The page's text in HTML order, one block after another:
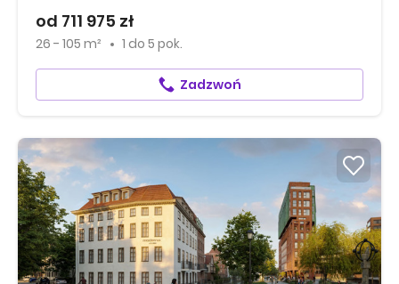
od 711 975 zł
26 - 105 m² 1 do 5 pok.
Zadzwoń